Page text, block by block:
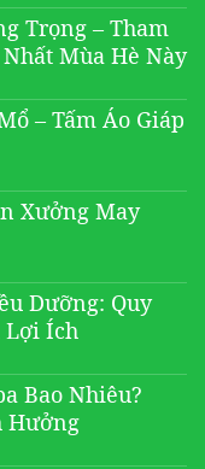
Trọng – Tham
Mùa Hè Này
– Tấm Áo Giáp
Xưởng May
Dưỡng: Quy
Lợi Ích
Bao Nhiêu?
Hưởng